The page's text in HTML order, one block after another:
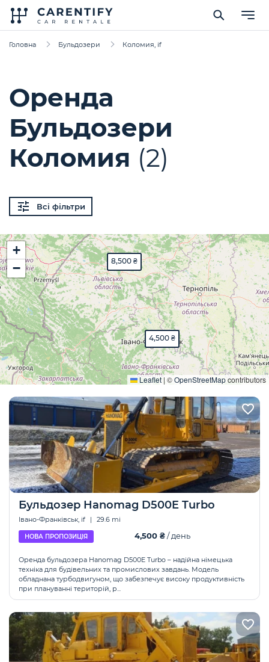
Головна Бульдозери Коломия, if
Оренда
Бульдозери
Коломия (2)
Всі фільтри
4,500 ₴
8,500 ₴
+
−
Leaflet | ©OpenStreetMapcontributors
Розгорнути
Бульдозер Hanomag D500E Turbo
Івано-Франківськ, if | 29.6 mi
НОВА ПРОПОЗИЦІЯ 4,500 ₴/ день
Оренда бульдозера Hanomag D500E Turbo – надійна німецька
техніка для будівельних та промислових завдань. Модель
обладнана турбодвигуном, що забезпечує високу продуктивність
при плануванні територій, р...